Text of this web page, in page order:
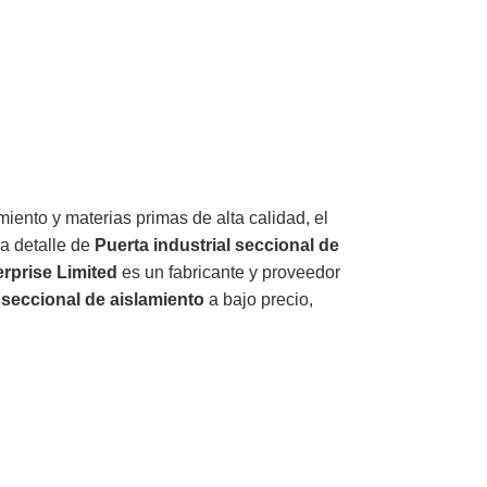
y materias primas de alta calidad, el
detalle de Puerta industrial seccional de
Limited es un fabricante y proveedor
de aislamiento a bajo precio,